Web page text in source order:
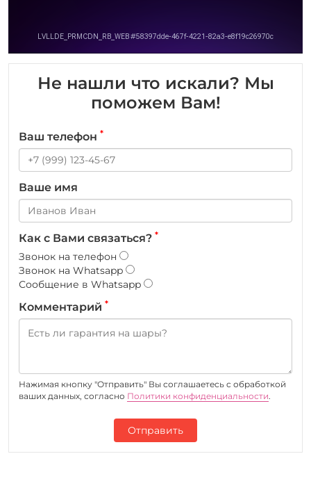
Не нашли что искали? Мы
поможем Вам!
Ваш телефон *
Ваше имя
Как с Вами связаться? *
Звонок на телефон
Звонок на Whatsapp
Сообщение в Whatsapp
Комментарий *
Нажимая кнопку "Отправить" Вы соглашаетесь c обработкой
ваших данных, согласно Политики конфиденциальности.
Отправить